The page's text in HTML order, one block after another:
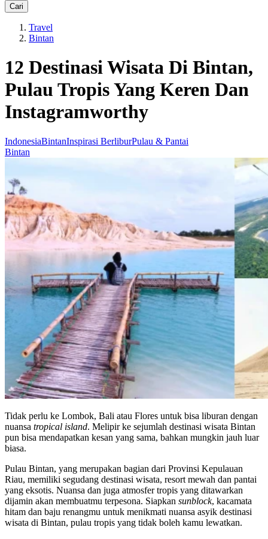
Cari
Travel
Bintan
12 Destinasi Wisata Di Bintan,
Pulau Tropis Yang Keren Dan
Instagramworthy
IndonesiaBintanInspirasi BerliburPulau & Pantai
Bintan
Tidak perlu ke Lombok, Bali atau Flores untuk bisa liburan dengan
nuansa tropical island. Melipir ke sejumlah destinasi wisata Bintan
pun bisa mendapatkan kesan yang sama, bahkan mungkin jauh luar
biasa.
Pulau Bintan, yang merupakan bagian dari Provinsi Kepulauan
Riau, memiliki segudang destinasi wisata, resort mewah dan pantai
yang eksotis. Nuansa dan juga atmosfer tropis yang ditawarkan
dijamin akan membuatmu terpesona. Siapkan sunblock, kacamata
hitam dan baju renangmu untuk menikmati nuansa asyik destinasi
wisata di Bintan, pulau tropis yang tidak boleh kamu lewatkan.